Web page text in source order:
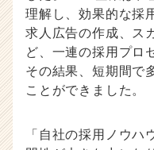
理解し、効果的な採
求人広告の作成、ス
ど、一連の採用プロ
その結果、短期間で
ことができました。
「自社の採用ノウ